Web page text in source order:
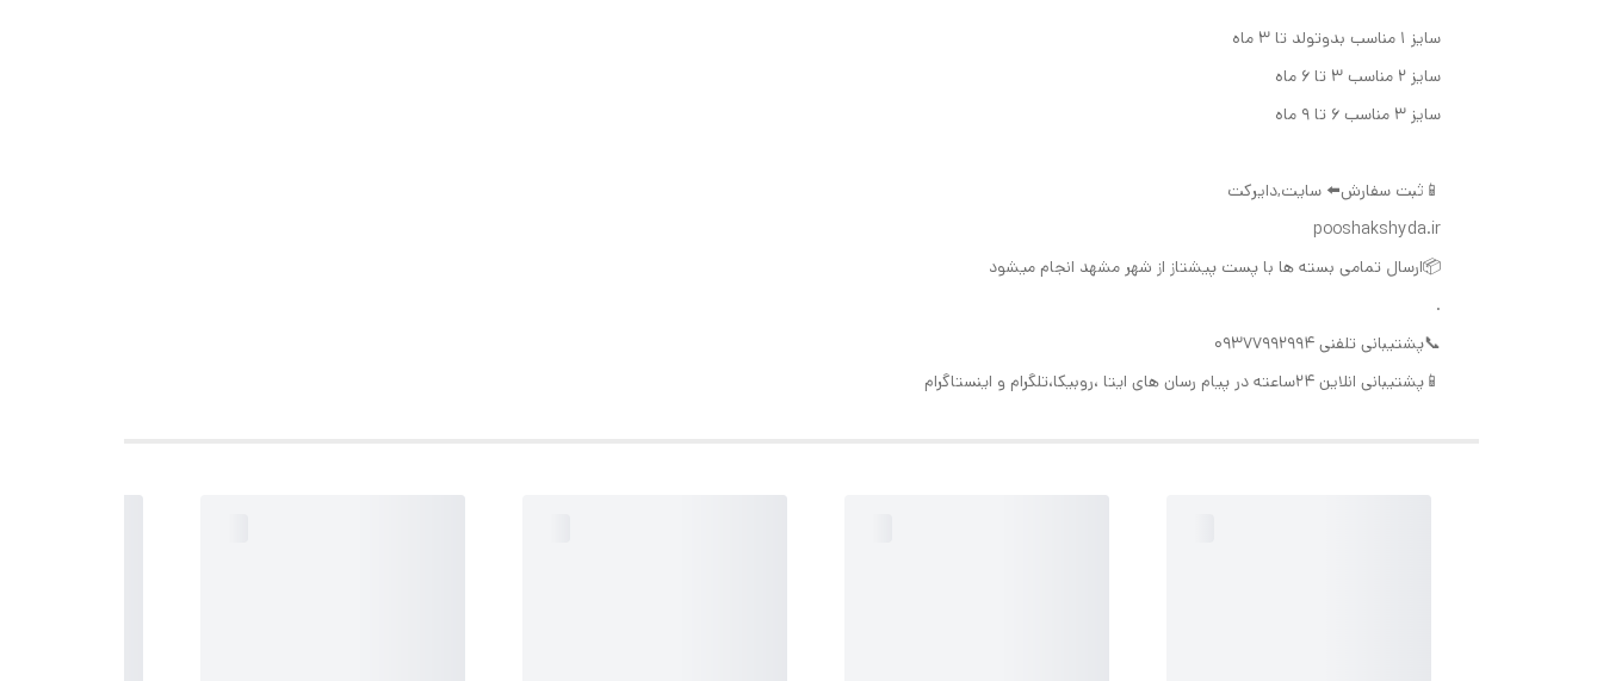
سایز ۱ مناسب بدو‌تولد تا ۳ ماه
سایز ۲ مناسب ۳ تا ۶ ماه
سایز ۳ مناسب ۶ تا ۹ ماه
📱ثبت سفارش⬅️ سایت,دایرکت
pooshakshyda.ir
📦ارسال تمامی بسته ها با پست پیشتاز از شهر مشهد انجام میشود
.
📞پشتیبانی تلفنی ۰۹۳۷۷۹۹۲۹۹۴
📱پشتیبانی انلاین ۲۴ساعته در پیام رسان های ایتا ،روبیکا،تلگرام و اینستاگرام